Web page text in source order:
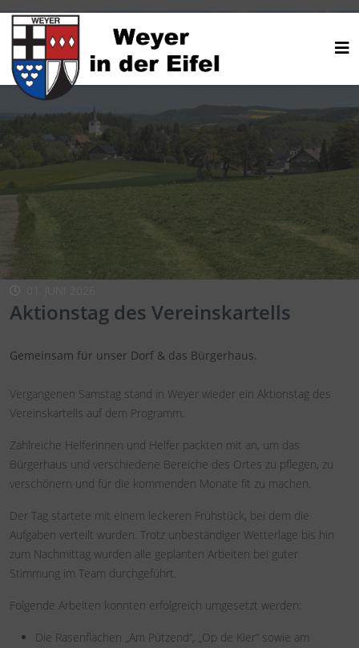
Aktionstag des Vereinskartells
Gemeinsam für unser Dorf & das Bürgerhaus.
Vergangenen Samstag stand in Weyer wieder ein Aktionstag des
Vereinskartells auf dem Programm.
Zahlreiche Helferinnen und Helfer packten mit an, um das
Bürgerhaus und verschiedene Bereiche des Ortes zu pflegen, zu
verschönern und für die kommenden Monate fit zu machen.
Der Tag startete mit einem leckeren Frühstück, bei dem die
Aufgaben verteilt wurden. Trotz unbeständiger Wetterlage bis hin
zum Nachmittag wurden alle geplanten Arbeiten bei guter
Stimmung im Team durchgeführt.
Folgende Arbeiten konnten erfolgreich umgesetzt werden:
Die Rasenflächen „Am Pützend“, „Op de Kier“ sowie am